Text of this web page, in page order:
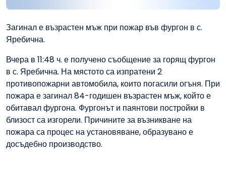
Загинал е възрастен мъж при пожар във фургон в с.
Яребична.
Вчера в 11:48 ч. е получено съобщение за горящ фургон
в с. Яребична. На мястото са изпратени 2
противопожарни автомобила, които погасили огъня. При
пожара е загинал 84-годишен възрастен мъж, който е
обитавал фургона. Фургонът и паянтови постройки в
близост са изгорели. Причините за възникване на
пожара са процес на установяване, образувано е
досъдебно производство.